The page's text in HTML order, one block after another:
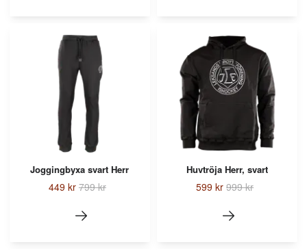
Joggingbyxa svart Herr
449 kr 799 kr
Huvtröja Herr, svart
599 kr 999 kr